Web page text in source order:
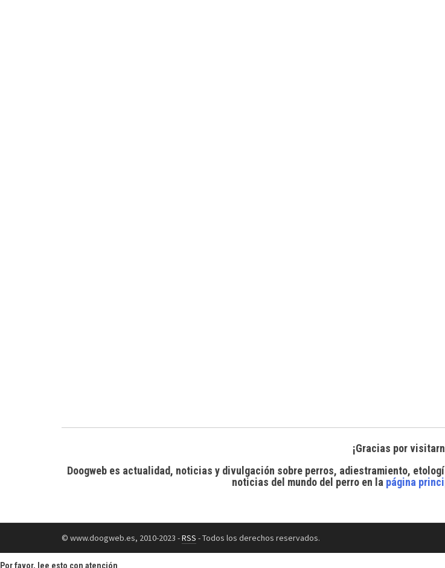
¡Gracias por
Doogweb es actualidad, noticias y divulgación sobre perros, adiestramiento,
noticias del mundo del perroen la página
© www.doogweb.es, 2010-2023 -RSS - Todos los derechos reservados.
Por favor, lee esto con atención